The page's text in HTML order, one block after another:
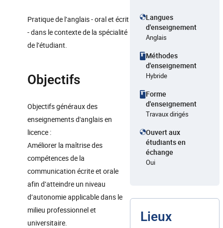
Pratique de l’anglais - oral et écrit
- dans le contexte de la spécialité
de l’étudiant.
Objectifs
Objectifs généraux des
enseignements d'anglais en
licence :
Améliorer la maîtrise des
compétences de la
communication écrite et orale
afin d’atteindre un niveau
d’autonomie applicable dans le
milieu professionnel et
universitaire.
Langues
d'enseignement
Anglais
Méthodes
d'enseignement
Hybride
Forme
d'enseignement
Travaux dirigés
Ouvert aux
étudiants en
échange
Oui
Lieux